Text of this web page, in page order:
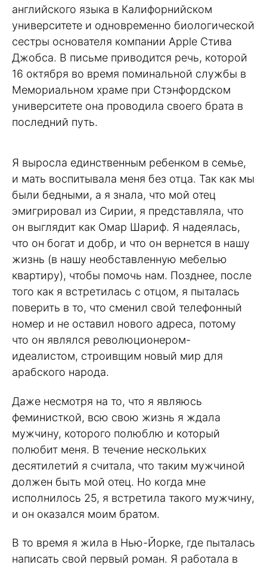
английского языка в Калифорнийском
университете и одновременно биологической
сестры основателя компании Apple Стива
Джобса. В письме приводится речь, которой
16 октября во время поминальной службы в
Мемориальном храме при Стэнфордском
университете она проводила своего брата в
последний путь.
Я выросла единственным ребенком в семье,
и мать воспитывала меня без отца. Так как мы
были бедными, а я знала, что мой отец
эмигрировал из Сирии, я представляла, что
он выглядит как Омар Шариф. Я надеялась,
что он богат и добр, и что он вернется в нашу
жизнь (в нашу необставленную мебелью
квартиру), чтобы помочь нам. Позднее, после
того как я встретилась с отцом, я пыталась
поверить в то, что сменил свой телефонный
номер и не оставил нового адреса, потому
что он являлся революционером-
идеалистом, строивщим новый мир для
арабского народа.
Даже несмотря на то, что я являюсь
феминисткой, всю свою жизнь я ждала
мужчину, которого полюблю и который
полюбит меня. В течение нескольких
десятилетий я считала, что таким мужчиной
должен быть мой отец. Но когда мне
исполнилось 25, я встретила такого мужчину,
и он оказался моим братом.
В то время я жила в Нью-Йорке, где пыталась
написать свой первый роман. Я работала в